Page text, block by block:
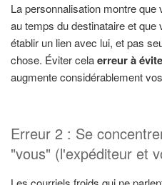
La personnalisation montre
au temps du destinataire et
établir un lien avec lui, et pas
chose. Éviter celaerreur à
augmente considérablement
Erreur 2 : Se
"vous" (l'expéditeur et